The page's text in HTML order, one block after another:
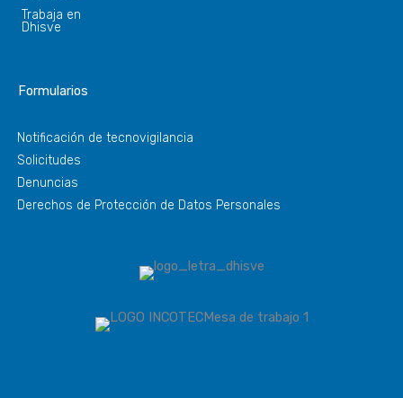
Trabaja en
Dhisve
Formularios
Notificación de tecnovigilancia
Solicitudes
Denuncias
Derechos de Protección de Datos Personales